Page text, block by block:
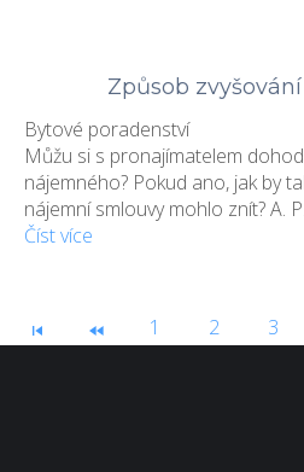
Způsob
Bytové poradenství
Můžu si s pronajímatelem
nájemného? Pokud ano, jak by
nájemní smlouvy mohlo znít? A.
Číst více
1 2 3